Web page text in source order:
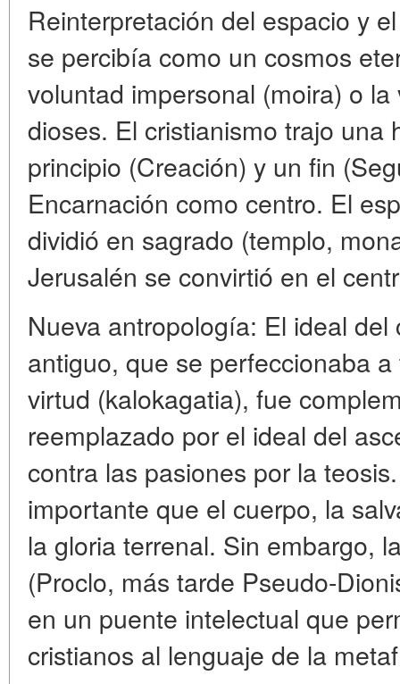
Reinterpretación del espacio y
se percibía como un cosmos
voluntad impersonal (moira) o
dioses. El cristianismo trajo una
principio (Creación) y un fin
Encarnación como centro. El
dividió en sagrado (templo,
Jerusalén se convirtió en el
Nueva antropología: El ideal
antiguo, que se perfeccionaba
virtud (kalokagatia), fue
reemplazado por el ideal del
contra las pasiones por la
importante que el cuerpo, la
la gloria terrenal. Sin embargo,
(Proclo, más tarde Pseudo-
en un puente intelectual que
cristianos al lenguaje de la